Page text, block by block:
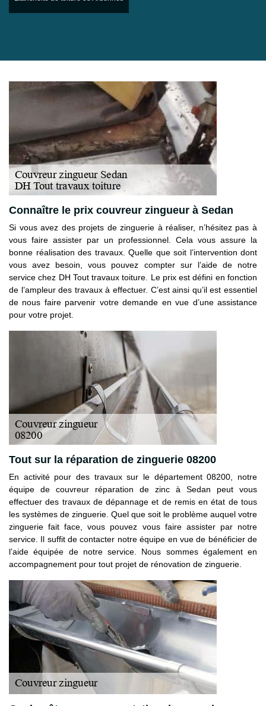
Connaître le prix couvreur zingueur à Sedan
Si vous avez des projets de zinguerie à réaliser, n’hésitez pas à
vous faire assister par un professionnel. Cela vous assure la
bonne réalisation des travaux. Quelle que soit l’intervention dont
vous avez besoin, vous pouvez compter sur l’aide de notre
service chez DH Tout travaux toiture. Le prix est défini en fonction
de l’ampleur des travaux à effectuer. C’est ainsi qu’il est essentiel
de nous faire parvenir votre demande en vue d’une assistance
pour votre projet.
Tout sur la réparation de zinguerie 08200
En activité pour des travaux sur le département 08200, notre
équipe de couvreur réparation de zinc à Sedan peut vous
effectuer des travaux de dépannage et de remis en état de tous
les systèmes de zinguerie. Quel que soit le problème auquel votre
zinguerie fait face, vous pouvez vous faire assister par notre
service. Il suffit de contacter notre équipe en vue de bénéficier de
l’aide équipée de notre service. Nous sommes également en
accompagnement pour tout projet de rénovation de zinguerie.